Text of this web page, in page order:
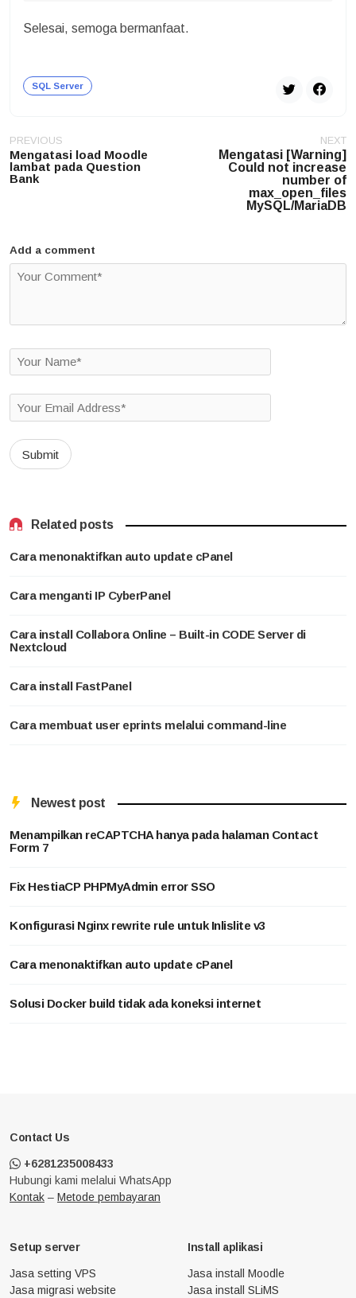
Selesai, semoga bermanfaat.
SQL Server
Post
navigation
PREVIOUS
Mengatasi load Moodle
lambat pada Question
Bank
NEXT
Mengatasi [Warning]
Could not increase
number of
max_open_files
MySQL/MariaDB
Add a comment
Related posts
Cara menonaktifkan auto update cPanel
Cara menganti IP CyberPanel
Cara install Collabora Online – Built-in CODE Server di
Nextcloud
Cara install FastPanel
Cara membuat user eprints melalui command-line
Newest post
Menampilkan reCAPTCHA hanya pada halaman Contact
Form 7
Fix HestiaCP PHPMyAdmin error SSO
Konfigurasi Nginx rewrite rule untuk Inlislite v3
Cara menonaktifkan auto update cPanel
Solusi Docker build tidak ada koneksi internet
Contact Us
+6281235008433
Hubungi kami melalui WhatsApp
Kontak – Metode pembayaran
Setup server
Jasa setting VPS
Jasa migrasi website
Install aplikasi
Jasa install Moodle
Jasa install SLiMS